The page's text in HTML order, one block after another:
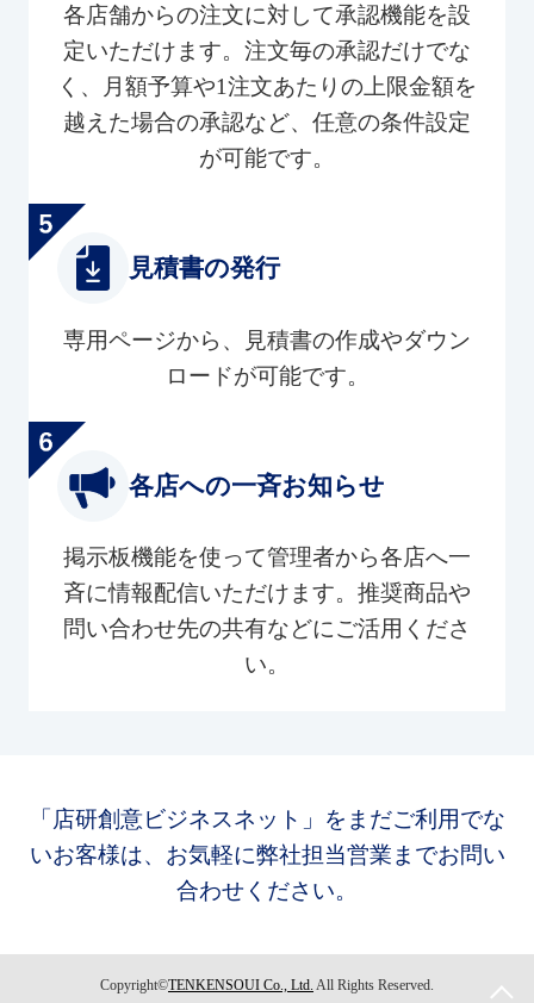
各店舗からの注文に対して承認機能を設
定いただけます。注文毎の承認だけでな
く、月額予算や1注文あたりの上限金額を
越えた場合の承認など、任意の条件設定
が可能です。
見積書の発行
専用ページから、見積書の作成やダウン
ロードが可能です。
各店への一斉お知らせ
掲示板機能を使って管理者から各店へ一
斉に情報配信いただけます。推奨商品や
問い合わせ先の共有などにご活用くださ
い。
「店研創意ビジネスネット」をまだご利用でな
いお客様は、お気軽に弊社担当営業までお問い
合わせください。
Copyright©TENKENSOUI Co., Ltd. All Rights Reserved.